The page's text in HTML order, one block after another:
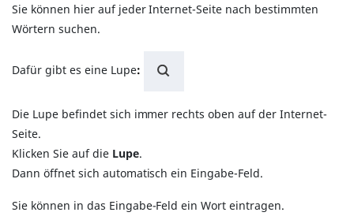
Sie können hier auf jeder Internet-Seite nach bestimmten
Wörtern suchen.
Dafür gibt es eine Lupe:
Die Lupe befindet sich immer rechts oben auf der Internet-
Seite.
Klicken Sie auf die Lupe.
Dann öffnet sich automatisch ein Eingabe-Feld.
Sie können in das Eingabe-Feld ein Wort eintragen.